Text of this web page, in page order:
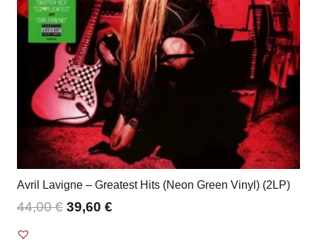
Avril Lavigne – Greatest Hits (Neon Green Vinyl) (2LP)
44,00€ 39,60 €